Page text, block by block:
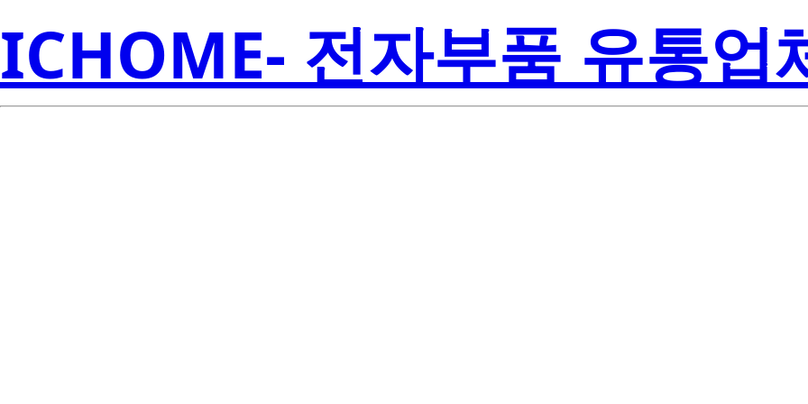
ICHOME- 전자부품 유통업